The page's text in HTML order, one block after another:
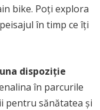
bike. Poți explora
în timp ce îți
dispoziție
în parcurile
pentru sănătatea și